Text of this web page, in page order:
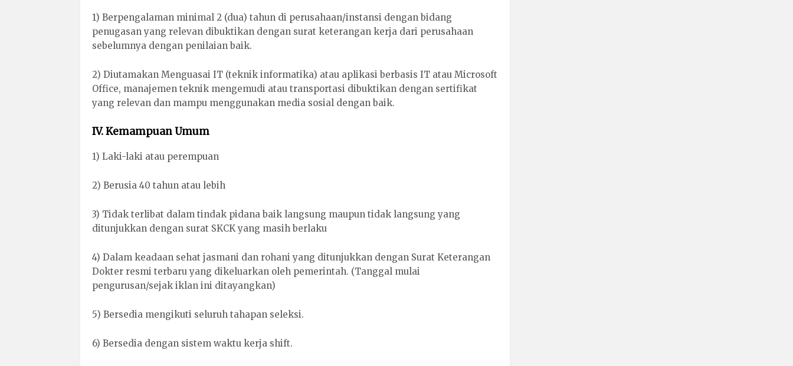
1) Berpengalaman minimal 2 (dua) tahun di perusahaan/instansi dengan bidang
penugasan yang relevan dibuktikan dengan surat keterangan kerja dari perusahaan
sebelumnya dengan penilaian baik.
2) Diutamakan Menguasai IT (teknik informatika) atau aplikasi berbasis IT atau Microsoft
Office, manajemen teknik mengemudi atau transportasi dibuktikan dengan sertifikat
yang relevan dan mampu menggunakan media sosial dengan baik.
IV. Kemampuan Umum
1) Laki-laki atau perempuan
2) Berusia 40 tahun atau lebih
3) Tidak terlibat dalam tindak pidana baik langsung maupun tidak langsung yang
ditunjukkan dengan surat SKCK yang masih berlaku
4) Dalam keadaan sehat jasmani dan rohani yang ditunjukkan dengan Surat Keterangan
Dokter resmi terbaru yang dikeluarkan oleh pemerintah. (Tanggal mulai
pengurusan/sejak iklan ini ditayangkan)
5) Bersedia mengikuti seluruh tahapan seleksi.
6) Bersedia dengan sistem waktu kerja shift.